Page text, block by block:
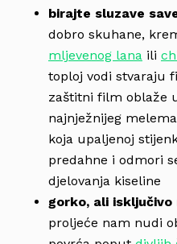
birajte sluzave
dobro skuhane,
mljevenog lana ili
toploj vodi stvaraju
zaštitni film oblaže
najnježnijeg
koja upaljenoj
predahne i odmori
djelovanja kiseline
gorko, ali isključivo
proljeće nam nudi